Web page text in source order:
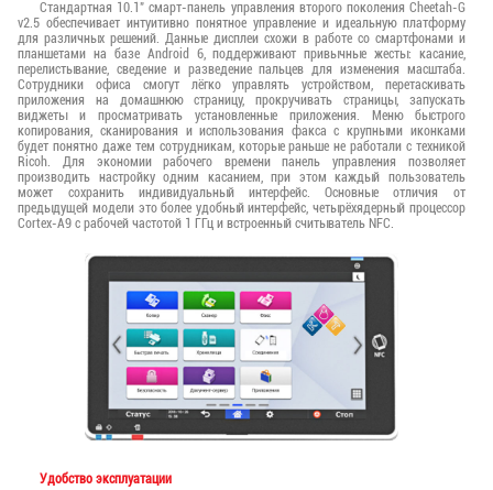
Стандартная 10.1" смарт-панель управления второго поколения Cheetah-G
v2.5 обеспечивает интуитивно понятное управление и идеальную платформу
для различных решений. Данные дисплеи схожи в работе со смартфонами и
планшетами на базе Android 6, поддерживают привычные жесты: касание,
перелистывание, сведение и разведение пальцев для изменения масштаба.
Сотрудники офиса смогут лёгко управлять устройством, перетаскивать
приложения на домашнюю страницу, прокручивать страницы, запускать
виджеты и просматривать установленные приложения. Меню быстрого
копирования, сканирования и использования факса с крупными иконками
будет понятно даже тем сотрудникам, которые раньше не работали с техникой
Ricoh. Для экономии рабочего времени панель управления позволяет
производить настройку одним касанием, при этом каждый пользователь
может сохранить индивидуальный интерфейс. Основные отличия от
предыдущей модели это более удобный интерфейс, четырёхядерный процессор
Cortex-A9 с рабочей частотой 1 ГГц и встроенный считыватель NFC.
Удобство эксплуатации